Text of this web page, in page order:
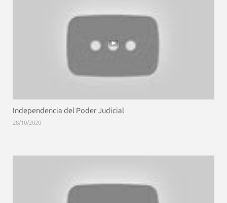
Independencia del Poder Judicial
28/10/2020